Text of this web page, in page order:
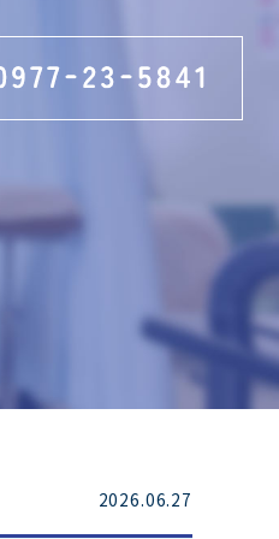
2026.06.27